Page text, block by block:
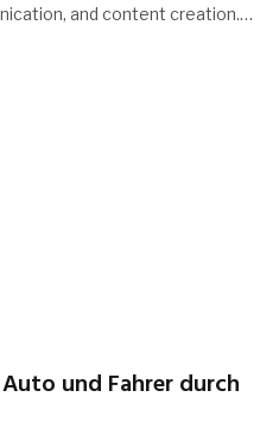
and content creation.…
und Fahrer durch